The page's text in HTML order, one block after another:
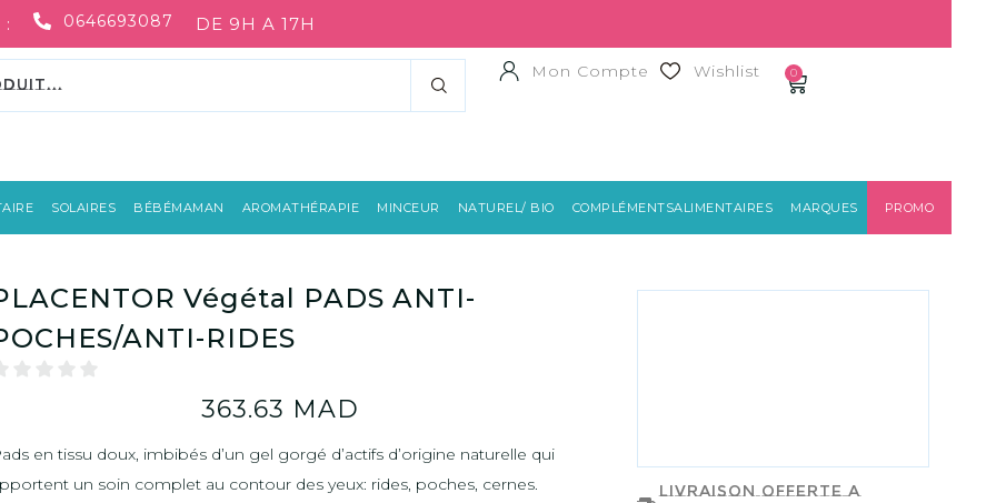
0646693087 DE 9H A 17H
Mon Compte Wishlist 0
SOLAIRES BÉBÉMAMAN AROMATHÉRAPIE MINCEUR NATUREL/ BIO COMPLÉMENTSALIMENTAIRES MARQUES PROMO
Végétal PADS ANTI-
ANTI-RIDES
363.63 MAD
en tissu doux, imbibés d’un gel gorgé d’actifs d’origine naturelle qui
un soin complet au contour des yeux: rides, poches, cernes.
Livraison offerte a